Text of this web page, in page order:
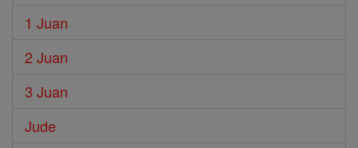
1 Juan
2 Juan
3 Juan
Jude